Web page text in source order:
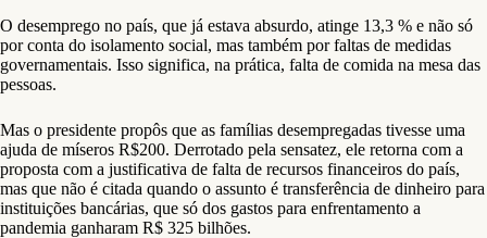
O desemprego no país, que já estava absurdo, atinge 13,3 % e não só
por conta do isolamento social, mas também por faltas de medidas
governamentais. Isso significa, na prática, falta de comida na mesa das
pessoas.
Mas o presidente propôs que as famílias desempregadas tivesse uma
ajuda de míseros R$200. Derrotado pela sensatez, ele retorna com a
proposta com a justificativa de falta de recursos financeiros do país,
mas que não é citada quando o assunto é transferência de dinheiro para
instituições bancárias, que só dos gastos para enfrentamento a
pandemia ganharam R$ 325 bilhões.